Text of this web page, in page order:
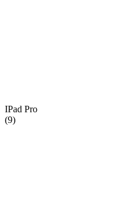
IPad Pro
(9)